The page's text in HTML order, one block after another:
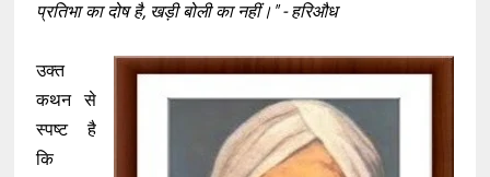
प्रतिभा का दोष है, खड़ी बोली का नहीं।" - हरिऔध
उक्त
कथन से
स्पष्ट है
कि